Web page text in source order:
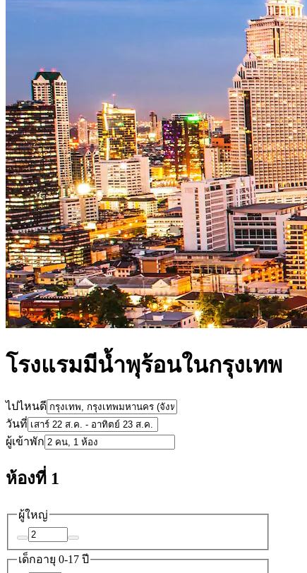
โรงแรมมีน้ำพุร้อนในกรุงเทพ
ไปไหนดี
วันที่
ผู้เข้าพัก
ห้องที่ 1
ผู้ใหญ่
เด็กอายุ 0-17 ปี